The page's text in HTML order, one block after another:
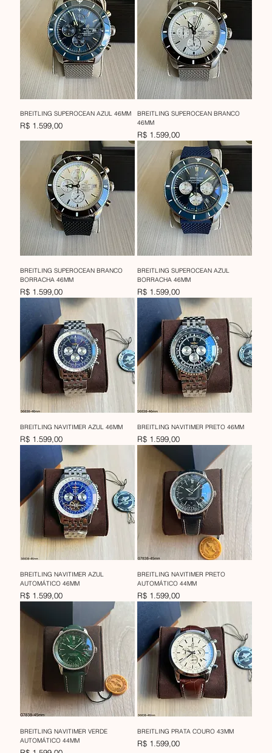
BREITLING SUPEROCEAN AZUL 46MM
Preço
R$ 1.599,00
BREITLING SUPEROCEAN BRANCO
46MM
Preço
R$ 1.599,00
BREITLING SUPEROCEAN BRANCO
BORRACHA 46MM
Preço
R$ 1.599,00
BREITLING SUPEROCEAN AZUL
BORRACHA 46MM
Preço
R$ 1.599,00
BREITLING NAVITIMER AZUL 46MM
Preço
R$ 1.599,00
BREITLING NAVITIMER PRETO 46MM
Preço
R$ 1.599,00
BREITLING NAVITIMER AZUL
AUTOMÁTICO 46MM
Preço
R$ 1.599,00
BREITLING NAVITIMER PRETO
AUTOMÁTICO 44MM
Preço
R$ 1.599,00
BREITLING NAVITIMER VERDE
AUTOMÁTICO 44MM
BREITLING PRATA COURO 43MM
Preço
R$ 1.599,00